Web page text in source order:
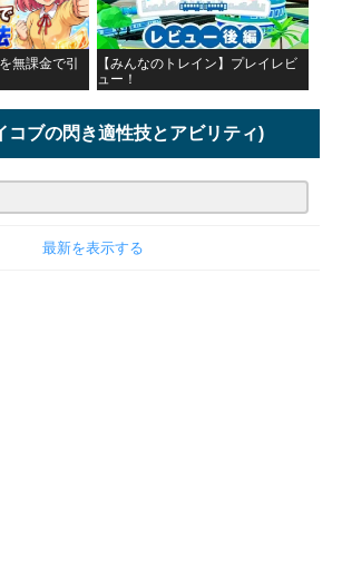
無課金で引
【みんなのトレイン】プレイレビ
ュー！
コブの閃き適性技とアビリティ)
最新を表示する